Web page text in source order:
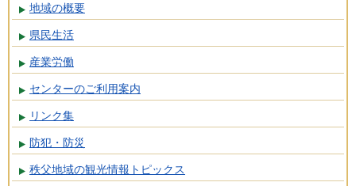
地域の概要
県民生活
産業労働
センターのご利用案内
リンク集
防犯・防災
秩父地域の観光情報トピックス